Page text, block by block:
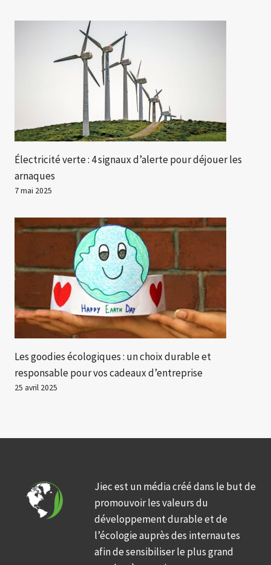
Électricité verte : 4 signaux d’alerte pour déjouer les
arnaques
7 mai 2025
Les goodies écologiques : un choix durable et
responsable pour vos cadeaux d’entreprise
25 avril 2025
Jiec est un média créé dans le but de
promouvoir les valeurs du
développement durable et de
l’écologie auprès des internautes
afin de sensibiliser le plus grand